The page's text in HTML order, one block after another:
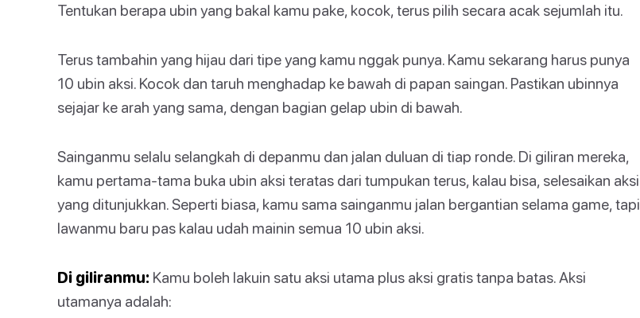
Tentukan berapa ubin yang bakal kamu pake, kocok, terus pilih secara acak sejumlah itu.
Terus tambahin yang hijau dari tipe yang kamu nggak punya. Kamu sekarang harus punya
10 ubin aksi. Kocok dan taruh menghadap ke bawah di papan saingan. Pastikan ubinnya
sejajar ke arah yang sama, dengan bagian gelap ubin di bawah.
Sainganmu selalu selangkah di depanmu dan jalan duluan di tiap ronde. Di giliran mereka,
kamu pertama-tama buka ubin aksi teratas dari tumpukan terus, kalau bisa, selesaikan aksi
yang ditunjukkan. Seperti biasa, kamu sama sainganmu jalan bergantian selama game, tapi
lawanmu baru pas kalau udah mainin semua 10 ubin aksi.
Di giliranmu: Kamu boleh lakuin satu aksi utama plus aksi gratis tanpa batas. Aksi
utamanya adalah: